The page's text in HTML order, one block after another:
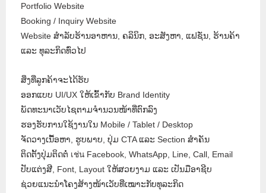
Portfolio Website
Booking / Inquiry Website
Website ສຳລັບຮ້ານອາຫານ, ຄລິນິກ, ອະສັງຫາ, ແຟຊັ່ນ, ຮ້ານຄ້າ
ແລະ ທຸລະກິດທົ່ວໄປ
ສິ່ງທີ່ລູກຄ້າຈະໄດ້ຮັບ
ອອກແບບ UI/UX ໃຫ້ເຂົ້າກັບ Brand Identity
ພັດທະນາເວັບໄຊຕາມຈຳນວນໜ້າທີ່ຕົກລົງ
ຮອງຮັບການໃຊ້ງານໃນ Mobile / Tablet / Desktop
ຈັດວາງເນື້ອຫາ, ຮູບພາບ, ປຸ່ມ CTA ແລະ Section ສຳຄັນ
ຕິດຕັ້ງປຸ່ມຕິດຕໍ່ เช่น Facebook, WhatsApp, Line, Call, Email
ປັບແຕ່ງສີ, Font, Layout ໃຫ້ສວຍງາມ ແລະ ເປັນມືອາຊີບ
ຊ່ວຍແນະນຳໂຄງສ້າງໜ້າເວັບທີ່ເໝາະກັບທຸລະກິດ